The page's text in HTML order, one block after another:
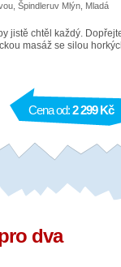
Špindleruv Mlýn, Mladá
jistě chtěl každý.
masáž se silou
Cena od:2 299 Kč
dva